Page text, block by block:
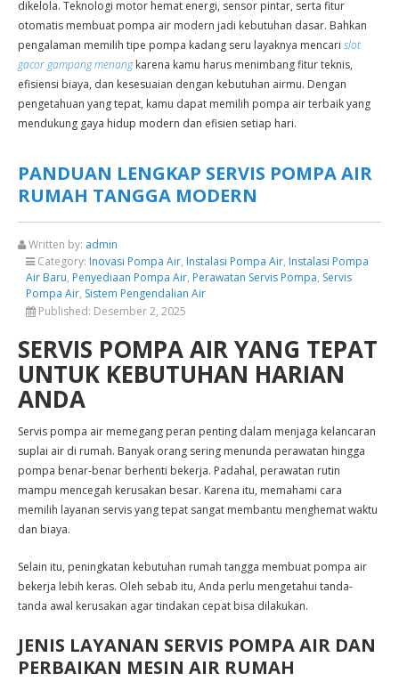
dikelola. Teknologi motor hemat energi, sensor pintar, serta fitur
otomatis membuat pompa air modern jadi kebutuhan dasar. Bahkan
pengalaman memilih tipe pompa kadang seru layaknya mencari slot
gacor gampang menangkarena kamu harus menimbang fitur teknis,
efisiensi biaya, dan kesesuaian dengan kebutuhan airmu. Dengan
pengetahuan yang tepat, kamu dapat memilih pompa air terbaik yang
mendukung gaya hidup modern dan efisien setiap hari.
PANDUAN LENGKAP SERVIS POMPA AIR
RUMAH TANGGA MODERN
Written by: admin
Category: Inovasi Pompa Air, Instalasi Pompa Air, Instalasi Pompa
Air Baru, Penyediaan Pompa Air, Perawatan Servis Pompa, Servis
Pompa Air, Sistem Pengendalian Air
Published: Desember 2, 2025
SERVIS POMPA AIR YANG TEPAT
UNTUK KEBUTUHAN HARIAN
ANDA
Servis pompa air memegang peran penting dalam menjaga kelancaran
suplai air di rumah. Banyak orang sering menunda perawatan hingga
pompa benar-benar berhenti bekerja. Padahal, perawatan rutin
mampu mencegah kerusakan besar. Karena itu, memahami cara
memilih layanan servis yang tepat sangat membantu menghemat waktu
dan biaya.
Selain itu, peningkatan kebutuhan rumah tangga membuat pompa air
bekerja lebih keras. Oleh sebab itu, Anda perlu mengetahui tanda-
tanda awal kerusakan agar tindakan cepat bisa dilakukan.
JENIS LAYANAN SERVIS POMPA AIR DAN
PERBAIKAN MESIN AIR RUMAH